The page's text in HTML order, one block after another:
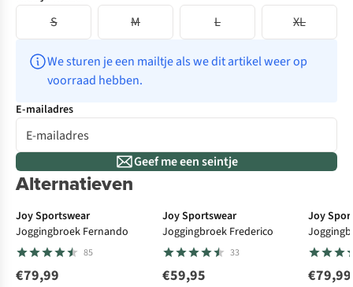
S
M L XL
We sturen je een mailtje als we dit artikel weer op
voorraad hebben.
E-mailadres
Geef me een seintje
Alternatieven
Joy Sportswear
Joggingbroek Fernando
85
€79,99
Joy Sportswear
Joggingbroek Frederico
33
€59,95
Joy
€79,99